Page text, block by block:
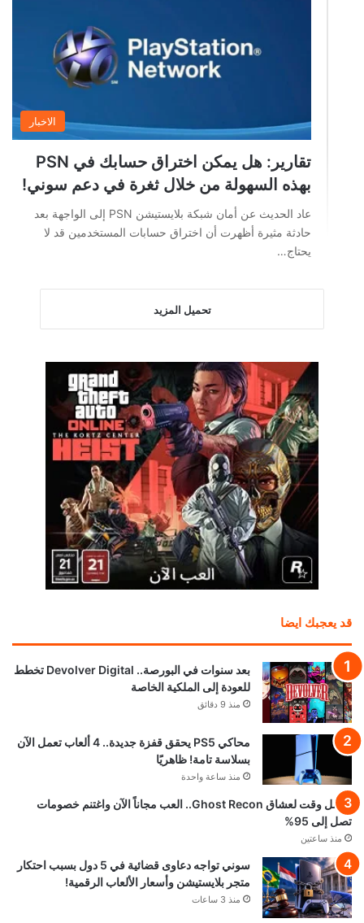
الاخبار
تقارير: هل يمكن اختراق حسابك في PSN
بهذه السهولة من خلال ثغرة في دعم سوني!
عاد الحديث عن أمان شبكة بلايستيشن PSN إلى الواجهة بعد
حادثة مثيرة أظهرت أن اختراق حسابات المستخدمين قد لا
يحتاج…
تحميل المزيد
قد يعجبك ايضا
بعد سنوات في البورصة.. Devolver Digital تخطط
للعودة إلى الملكية الخاصة
منذ 9 دقائق
محاكي PS5 يحقق قفزة جديدة.. 4 ألعاب تعمل الآن
بسلاسة تامة! ظاهريًا
منذ ساعة واحدة
أفضل وقت لعشاق Ghost Recon.. العب مجاناً الآن واغتنم خصومات
تصل إلى 95%
منذ ساعتين
سوني تواجه دعاوى قضائية في 5 دول بسبب احتكار
متجر بلايستيشن وأسعار الألعاب الرقمية!
منذ 3 ساعات